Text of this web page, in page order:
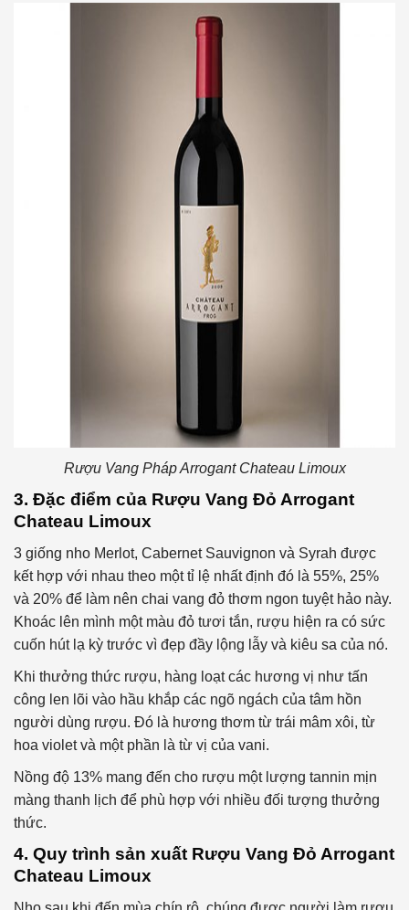
Rượu Vang Pháp Arrogant Chateau Limoux
3. Đặc điểm của Rượu Vang Đỏ Arrogant
Chateau Limoux
3 giống nho Merlot, Cabernet Sauvignon và Syrah được
kết hợp với nhau theo một tỉ lệ nhất định đó là 55%, 25%
và 20% để làm nên chai vang đỏ thơm ngon tuyệt hảo này.
Khoác lên mình một màu đỏ tươi tắn, rượu hiện ra có sức
cuốn hút lạ kỳ trước vì đẹp đầy lộng lẫy và kiêu sa của nó.
Khi thưởng thức rượu, hàng loạt các hương vị như tấn
công len lõi vào hầu khắp các ngõ ngách của tâm hồn
người dùng rượu. Đó là hương thơm từ trái mâm xôi, từ
hoa violet và một phần là từ vị của vani.
Nồng độ 13% mang đến cho rượu một lượng tannin mịn
màng thanh lịch để phù hợp với nhiều đối tượng thưởng
thức.
4. Quy trình sản xuất Rượu Vang Đỏ Arrogant
Chateau Limoux